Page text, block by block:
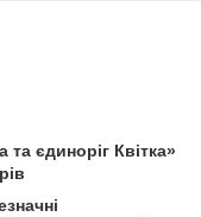
єдиноріг Квітка»